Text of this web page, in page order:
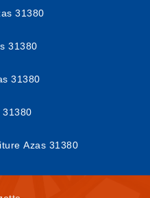
31380
31380
31380
31380
Azas 31380